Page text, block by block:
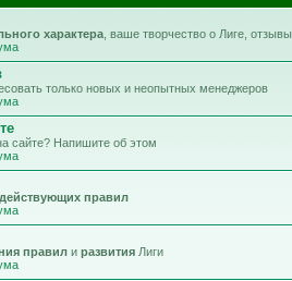
характера , ваше творчество о Лиге, отзывы
только новых и неопытных менеджеров
сайте? Напишите об этом
правил
правил и развития Лиги